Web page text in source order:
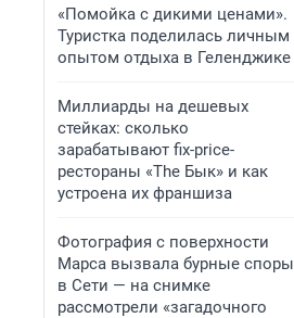
«Помойка с дикими ценами».
Туристка поделилась личным
опытом отдыха в Геленджике
Миллиарды на дешевых
стейках: сколько
зарабатывают fix-price-
рестораны «The Бык» и как
устроена их франшиза
Фотография с поверхности
Марса вызвала бурные споры
в Сети — на снимке
рассмотрели «загадочного